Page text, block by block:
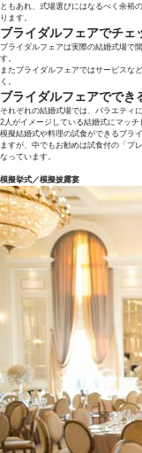
ともあれ、式場選びにはなるべく余裕
ります。
ブライダルフェアでチェ
ブライダルフェアは実際の結婚式場で
す。
またブライダルフェアではサービスな
く。
ブライダルフェアででき
それぞれの結婚式場では、バラエティ
2人がイメージしている結婚式にマッチ
模擬結婚式や料理の試食ができるブラ
ますが、中でもお勧めは試食付の「プ
なっています。
模擬挙式／模擬披露宴